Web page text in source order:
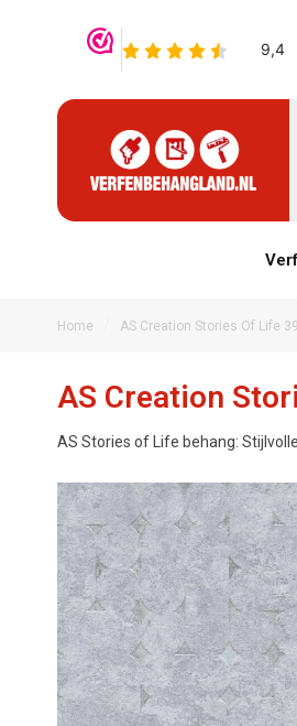
Verf
Home AS Creation Stories Of Life
AS Creation
AS Stories of Life behang: